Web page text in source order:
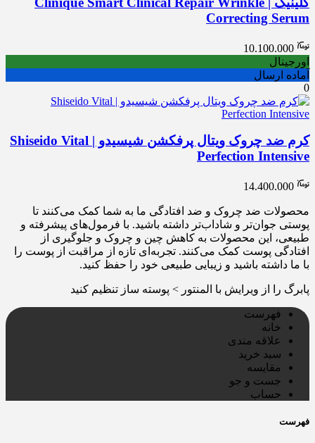
Correcting Serum
10.100.000
اورجینال
آماده ارسال
0
کرم ضد چروک ویتال پرفکشن شیسیدو | Shiseido Vital
Perfection Intensive
14.400.000
محصولات ضد چروک و ضد افتادگی ما به شما کمک می‌کنند تا
پوستی جوان‌تر و شاداب‌تر داشته باشید. با فرمول‌های پیشرفته و
طبیعی، این محصولات به کاهش چین و چروک و جلوگیری از
افتادگی پوست کمک می‌کنند. تجربه‌ای تازه از مراقبت از پوست را
با ما داشته باشید و زیبایی طبیعی خود را حفظ کنید.
پابرگ را از ویرایش با المنتور > پوسته ساز تنظیم کنید
فهرست
خانه
علاقه مندی
سبد خرید
مقایسه
جست و جو
حساب
فهرست